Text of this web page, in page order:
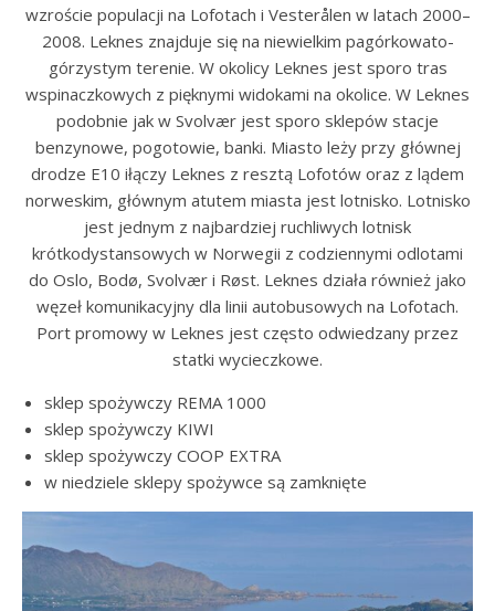
wzroście populacji na Lofotach i Vesterålen w latach 2000–
2008. Leknes znajduje się na niewielkim pagórkowato-
górzystym terenie. W okolicy Leknes jest sporo tras
wspinaczkowych z pięknymi widokami na okolice. W Leknes
podobnie jak w Svolvær jest sporo sklepów stacje
benzynowe, pogotowie, banki. Miasto leży przy głównej
drodze E10 iłączy Leknes z resztą Lofotów oraz z lądem
norweskim, głównym atutem miasta jest lotnisko. Lotnisko
jest jednym z najbardziej ruchliwych lotnisk
krótkodystansowych w Norwegii z codziennymi odlotami
do Oslo, Bodø, Svolvær i Røst. Leknes działa również jako
węzeł komunikacyjny dla linii autobusowych na Lofotach.
Port promowy w Leknes jest często odwiedzany przez
statki wycieczkowe.
sklep spożywczy REMA 1000
sklep spożywczy KIWI
sklep spożywczy COOP EXTRA
w niedziele sklepy spożywce są zamknięte